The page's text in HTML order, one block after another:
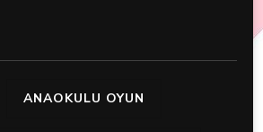
ANAOKULU OYUN